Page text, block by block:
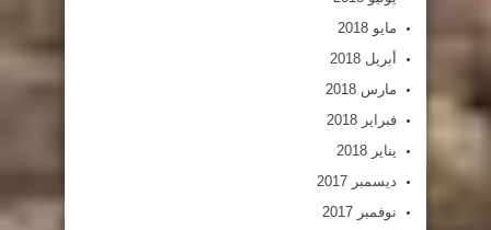
مايو 2018
أبريل 2018
مارس 2018
فبراير 2018
يناير 2018
ديسمبر 2017
نوفمبر 2017